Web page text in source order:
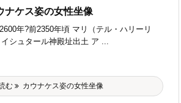
ナケス姿の女性坐像
年?前2350年頃 マリ（テル・ハリーリ
シュタール神殿址出土 ア ...
む カウナケス姿の女性坐像